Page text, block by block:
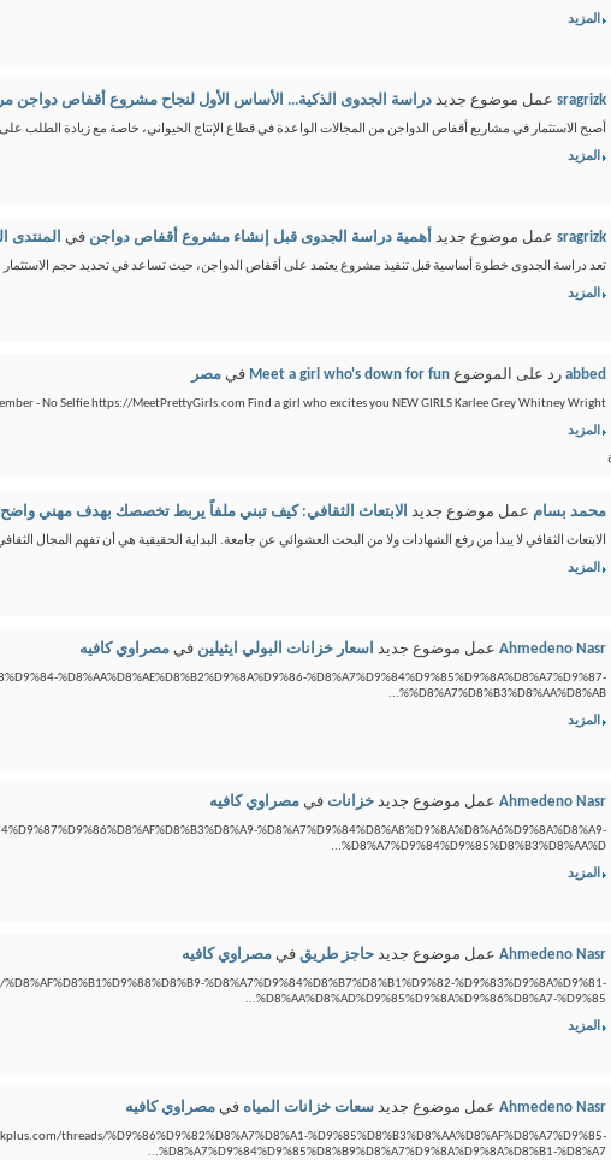
المزيد
sragrizk عمل موضوع جديد دراسة الجدوى الذكية... الأساس الأول لنجاح مشروع أقفاص دواجن
أصبح الاستثمار في مشاريع أقفاص الدواجن من المجالات الواعدة في قطاع الإنتاج الحيواني، خاصة مع زيادة الطلب
المزيد
sragrizk عمل موضوع جديد أهمية دراسة الجدوى قبل إنشاء مشروع أقفاص دواجن في المنتدى
تعد دراسة الجدوى خطوة أساسية قبل تنفيذ مشروع يعتمد على أقفاص الدواجن، حيث تساعد في تحديد حجم الاستثمار
المزيد
abbed رد على الموضوع Meet a girl who's down for fun في مصر
- No Selfie https://MeetPrettyGirls.com Find a girl who excites you NEW GIRLS Karlee Grey Whitney Wright...
المزيد
محمد بسام عمل موضوع جديد الابتعاث الثقافي: كيف تبني ملفاً يربط تخصصك بهدف مهني
الابتعاث الثقافي لا يبدأ من رفع الشهادات ولا من البحث العشوائي عن جامعة. البداية الحقيقية هي أن تفهم المجال
المزيد
Ahmedeno Nasr عمل موضوع جديد اسعار خزانات البولي ايثيلين في مصراوي كافيه
%D8%AA%D8%AE%D8%B2%D9%8A%D9%86-%D8%A7%D9%84%D9%85%D9%8A%D8%A7%D9%87-
%D8%A7%D8%B3%D8%AA%D8%AB%...
المزيد
Ahmedeno Nasr عمل موضوع جديد خزانات في مصراوي كافيه
%D8%A7%D9%84%D8%A8%D9%8A%D8%A6%D9%8A%D8%A9-
%D8%A7%D9%84%D9%85%D8%B3%D8%AA%D...
المزيد
Ahmedeno Nasr عمل موضوع جديد حاجز طريق في مصراوي كافيه
%D8%A7%D9%84%D8%B7%D8%B1%D9%82-%D9%83%D9%8A%D9%81-
%D8%AA%D8%AD%D9%85%D9%8A%D9%86%D8%A7-%D9%85...
المزيد
Ahmedeno Nasr عمل موضوع جديد سعات خزانات المياه في مصراوي كافيه
threads/%D9%86%D9%82%D8%A7%D8%A1-%D9%85%D8%B3%D8%AA%D8%AF%D8%A7%D9%85-
%D8%A7%D9%84%D9%85%D8%B9%D8%A7%D9%8A%D9%8A%D8%B1-%D8%A7...